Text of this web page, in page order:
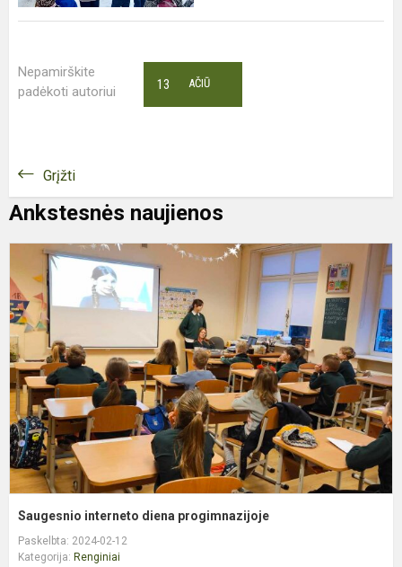
Nepamirškite
padėkoti autoriui
AČIŪ
13
Grįžti
Ankstesnės naujienos
Saugesnio interneto diena progimnazijoje
Paskelbta: 2024-02-12
Kategorija: Renginiai